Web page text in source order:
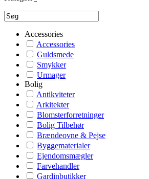
Accessories
Accessories
Guldsmede
Smykker
Urmager
Bolig
Antikviteter
Arkitekter
Blomsterforretninger
Bolig Tilbehør
Brændeovne & Pejse
Byggematerialer
Ejendomsmægler
Farvehandler
Gardinbutikker